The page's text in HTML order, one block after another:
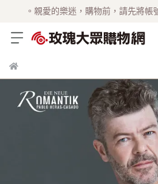
。親愛的樂迷，購物前，請先將帳